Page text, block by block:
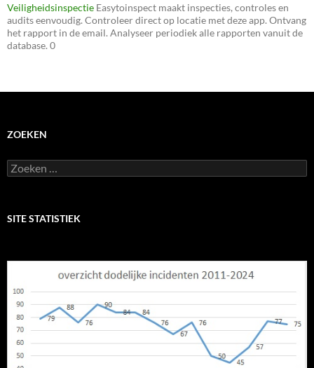
Veiligheidsinspectie Easytoinspect maakt inspecties, controles en
audits eenvoudig. Controleer direct op locatie met deze app. Ontvang
het rapport in de email. Analyseer periodiek alle rapporten vanuit de
database. 0
ZOEKEN
Zoeken
naar:
SITE STATISTIEK